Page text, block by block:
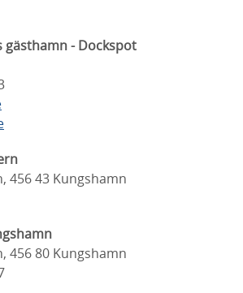
gästhamn - Dockspot
456 43 Kungshamn
456 80 Kungshamn